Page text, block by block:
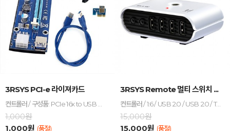
3RSYS PCI-e 라이져카드
1,000원
1,000원 (품절)
3RSYS Remote 멀티 스위치 ...
컨트롤러 / 1:6 / USB 2.0 / USB 2.0 / Type A / 크기: 92 x 29 x 50mm / 선길이: 1.7m / 스피커, 마이크 단자
15,000원
15,000원 (품절)